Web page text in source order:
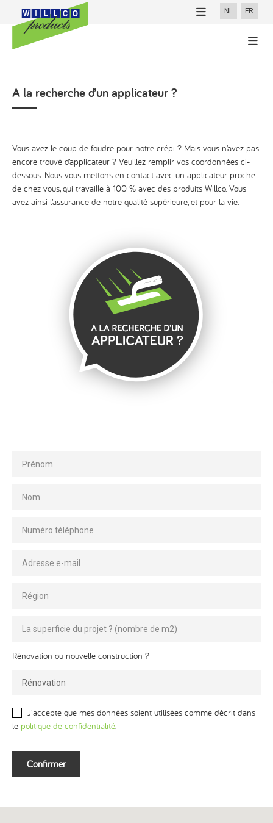
NL FR
Finitions
Téléchargements
A la recherche d’un applicateur ?
Vous avez le coup de foudre pour notre crépi ? Mais vous n’avez pas
encore trouvé d’applicateur ? Veuillez remplir vos coordonnées ci-
dessous. Nous vous mettons en contact avec un applicateur proche
de chez vous, qui travaille à 100 % avec des produits Willco. Vous
avez ainsi l’assurance de notre qualité supérieure, et pour la vie.
Rénovation ou nouvelle construction ?
Rénovation
J'accepte que mes données soient utilisées comme décrit dans
le politique de confidentialité.
Confirmer